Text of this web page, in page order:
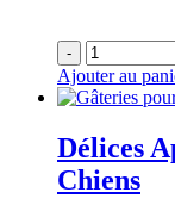
-
Ajouter au
Délices
Chiens